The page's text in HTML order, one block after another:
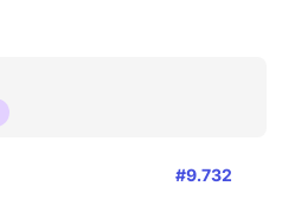
#9.732